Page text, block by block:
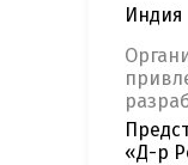
Индия
«Д-р